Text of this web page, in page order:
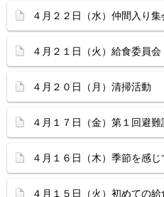
４月２２日（水）仲間入り
４月２１日（火）給食委員会
４月２０日（月）清掃活動
４月１７日（金）第１回避難
４月１６日（木）季節を感じ
４月１５日（火）初めての給